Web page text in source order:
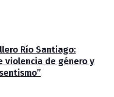
Río Santiago:
violencia de género y